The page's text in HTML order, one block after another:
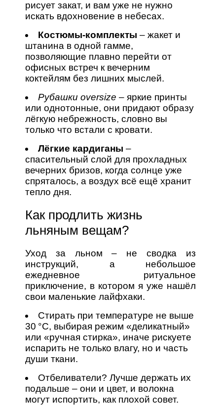
рисует закат, и вам уже не нужно
искать вдохновение в небесах.
Костюмы‑комплекты – жакет и
штанина в одной гамме,
позволяющие плавно перейти от
офисных встреч к вечерним
коктейлям без лишних мыслей.
Рубашки oversize – яркие принты
или однотонные, они придают образу
лёгкую небрежность, словно вы
только что встали с кровати.
Лёгкие кардиганы –
спасительный слой для прохладных
вечерних бризов, когда солнце уже
спряталось, а воздух всё ещё хранит
тепло дня.
Как продлить жизнь
льняным вещам?
Уход за льном – не сводка из
инструкций, а небольшое
ежедневное ритуальное
приключение, в котором я уже нашёл
свои маленькие лайфхаки.
Стирать при температуре не выше
30 °C, выбирая режим «деликатный»
или «ручная стирка», иначе рискуете
испарить не только влагу, но и часть
души ткани.
Отбеливатели? Лучше держать их
подальше – они и цвет, и волокна
могут испортить, как плохой совет.